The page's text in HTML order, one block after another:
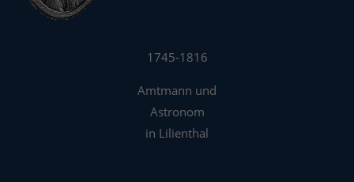
1745-1816
Amtmann und
Astronom
in Lilienthal